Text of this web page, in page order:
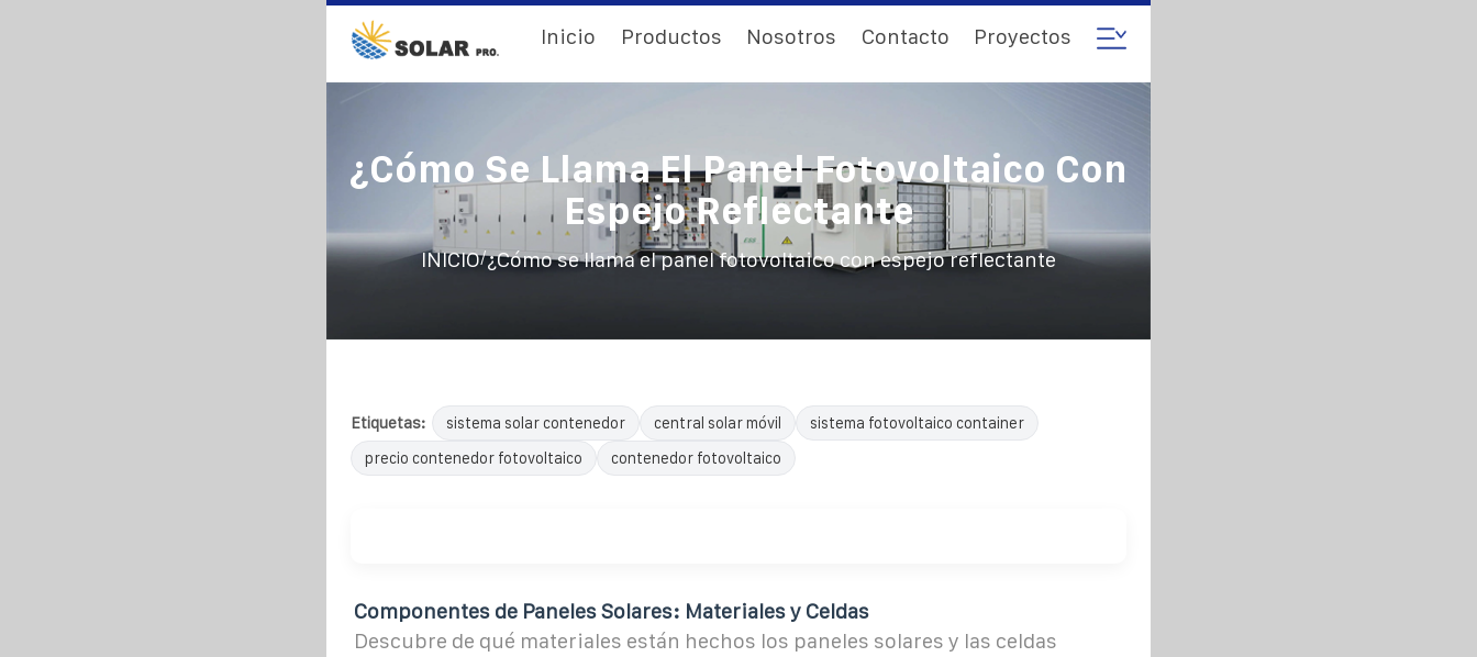
Inicio Productos Nosotros Contacto Proyectos
¿Cómo Se Llama El Panel Fotovoltaico Con
Espejo Reflectante
INICIO/¿Cómo se llama el panel fotovoltaico con espejo reflectante
Etiquetas: sistema solar contenedor central solar móvil
sistema fotovoltaico container
precio contenedor fotovoltaico
contenedor fotovoltaico
Componentes de Paneles Solares: Materiales y Celdas
Descubre de qué materiales están hechos los paneles solares y las celdas